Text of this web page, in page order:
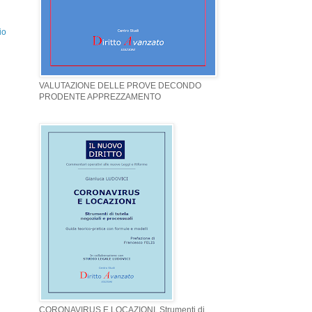
VALUTAZIONE DELLE PROVE DECONDO
PRODENTE APPREZZAMENTO